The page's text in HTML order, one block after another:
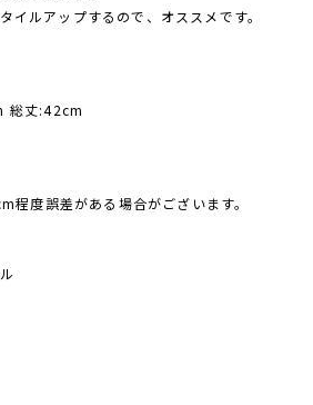
イルアップするので、オススメです。
総丈:42cm
度誤差がある場合がございます。